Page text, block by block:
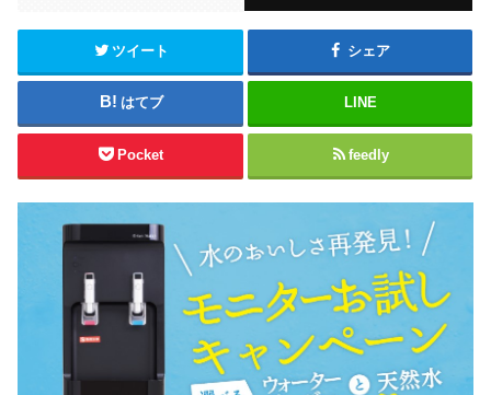
ツイート シェア
はてブ LINE
Pocket feedly